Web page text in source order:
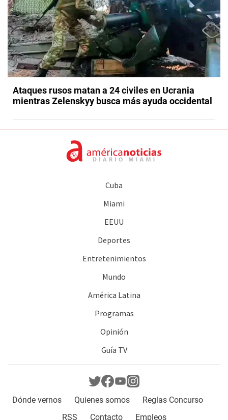
Ataques rusos matan a 24 civiles en Ucrania
mientras Zelenskyy busca más ayuda occidental
Cuba
Miami
EEUU
Deportes
Entretenimientos
Mundo
América Latina
Programas
Opinión
Guía TV
Dónde vernos Quienes somos
Reglas Concurso
RSS
Contacto Empleos